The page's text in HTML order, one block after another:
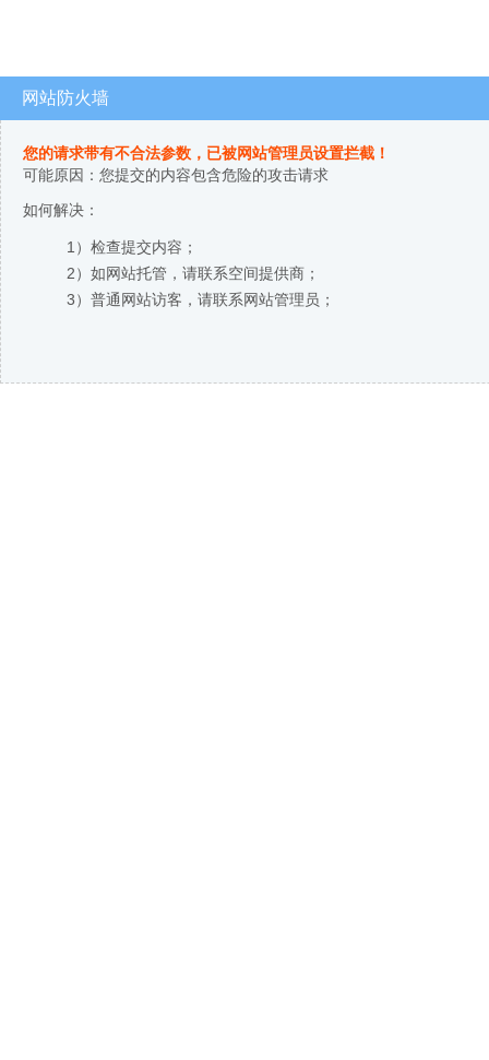
网站防火墙
您的请求带有不合法参数，已被网站管理员设置拦截！
可能原因：您提交的内容包含危险的攻击请求
如何解决：
1）检查提交内容；
2）如网站托管，请联系空间提供商；
3）普通网站访客，请联系网站管理员；